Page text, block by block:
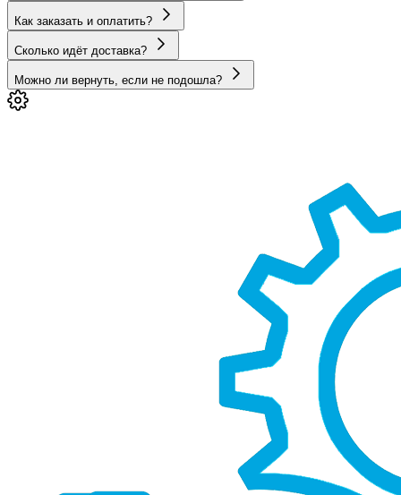
Как заказать и оплатить?
Сколько идёт доставка?
Можно ли вернуть, если не подошла?